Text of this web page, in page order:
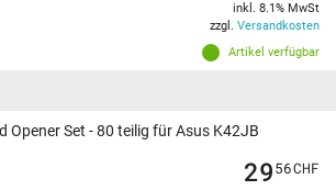
Artikel verfügbar
inkl. 8.1% MwSt
zzgl. Versandkosten
Opener Set - 80 teilig für Asus K42JB
2956CHF